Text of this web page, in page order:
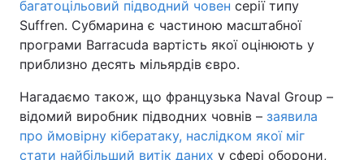
багатоцільовий підводний човен серії типу
Suffren. Субмарина є частиною масштабної
програми Barracuda вартість якої оцінюють у
приблизно десять мільярдів євро.
Нагадаємо також, що французька Naval Group –
відомий виробник підводних човнів – заявила
про ймовірну кібератаку, наслідком якої міг
стати найбільший витік даних у сфері оборони,